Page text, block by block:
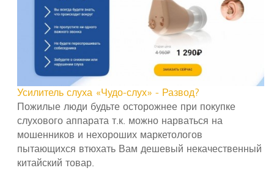
Усилитель слуха «Чудо-слух» - Развод?
Пожилые люди будьте осторожнее при покупке
слухового аппарата т.к. можно нарваться на
мошенников и нехороших маркетологов
пытающихся втюхать Вам дешевый некачественный
китайский товар.